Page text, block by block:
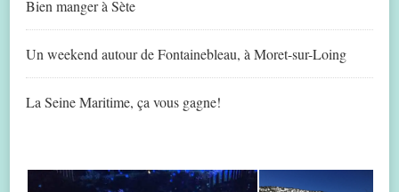
Bien manger à Sète
Un weekend autour de Fontainebleau, à Moret-sur-Loing
La Seine Maritime, ça vous gagne!